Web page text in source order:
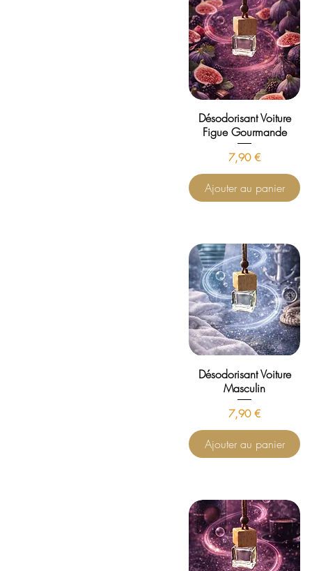
Désodorisant Voiture
Figue Gourmande
Prix
7,90 €
Ajouter au panier
Désodorisant Voiture
Masculin
Prix
7,90 €
Ajouter au panier